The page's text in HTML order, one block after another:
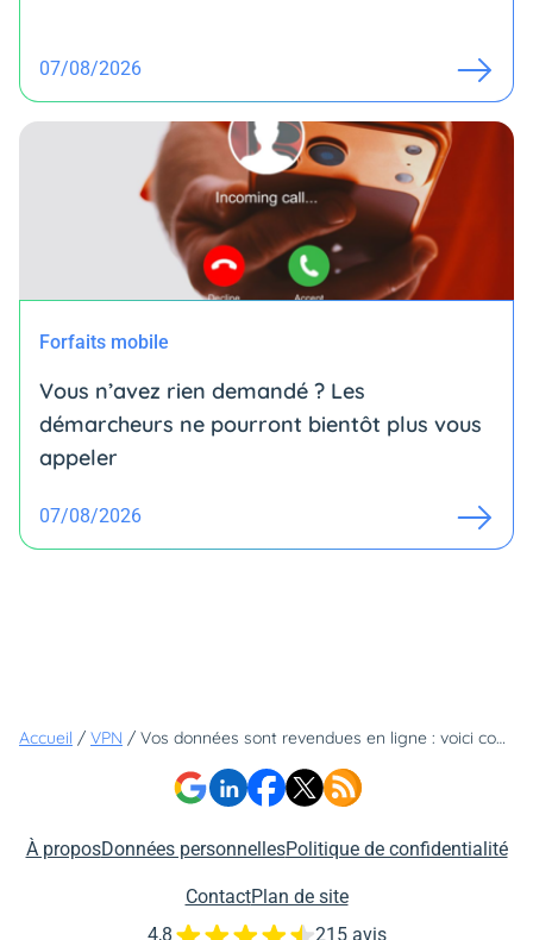
07/08/2026
Forfaits mobile
Vous n’avez rien demandé ? Les
démarcheurs ne pourront bientôt plus vous
appeler
07/08/2026
Accueil / VPN / Vos données sont revendues en ligne : voici comment les effacer d'un seul clic sans rien faire
À proposDonnées personnellesPolitique de confidentialité
ContactPlan de site
4,8
215 avis